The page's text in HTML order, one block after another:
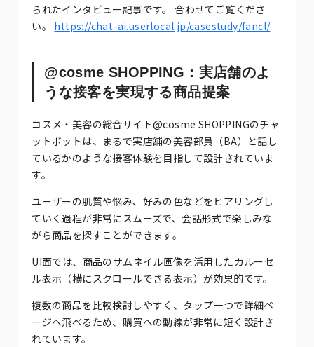
られたインタビュー記事です。 合わせてご覧くださ
い。 https://chat-ai.userlocal.jp/casestudy/fancl/
@cosme SHOPPING：実店舗のよ
うな接客を実現する商品提案
コスメ・美容の総合サイト@cosme SHOPPINGのチャ
ットボットは、まるで実店舗の美容部員（BA）と話し
ているかのような接客体験を目指して設計されていま
す。
ユーザーの肌質や悩み、好みの色などをヒアリングし
ていく過程が非常にスムーズで、会話形式で楽しみな
がら商品を探すことができます。
UI面では、商品のサムネイル画像を活用したカルーセ
ル表示（横にスクロールできる表示）が効果的です。
複数の商品を比較検討しやすく、タップ一つで詳細ペ
ージへ飛べるため、購買への動線が非常に短く設計さ
れています。